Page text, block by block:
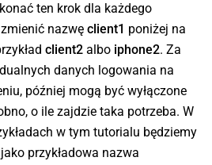
ten krok dla każdego
nazwę client1 poniżej na
client2 albo iphone2. Za
danych logowania na
później mogą być wyłączone
o ile zajdzie taka potrzeba. W
w tym tutorialu będziemy
jako przykładowa nazwa